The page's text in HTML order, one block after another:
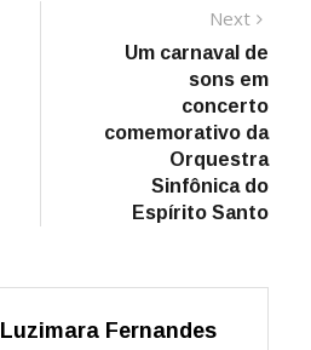
Next
Um carnaval de
sons em
concerto
comemorativo da
Orquestra
Sinfônica do
Espírito Santo
Luzimara Fernandes